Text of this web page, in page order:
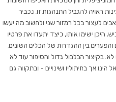
ראויה להגביל התנהגות זו. נכביר
לעצור בכל רמזור שני ולחשוב מה יעשו
ישימו אותו, כיצד יתעדו את פרטיו
בין ההגדרות של הכלים השונים,
בקיצור הבלבול גדול והסיפור עוד לא
אך בחיתוליו ושינויים - ובתקווה גם